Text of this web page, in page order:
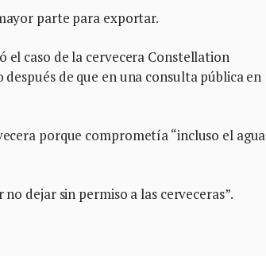
parte para exportar.
el caso de la cervecera Constellation
de que en una consulta pública en
porque comprometía “incluso el agua
dejar sin permiso a las cerveceras”.